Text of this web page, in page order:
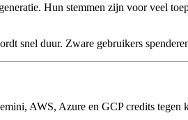
Hun stemmen zijn voor veel
snel duur. Zware gebruikers
AWS, Azure en GCP credits tegen